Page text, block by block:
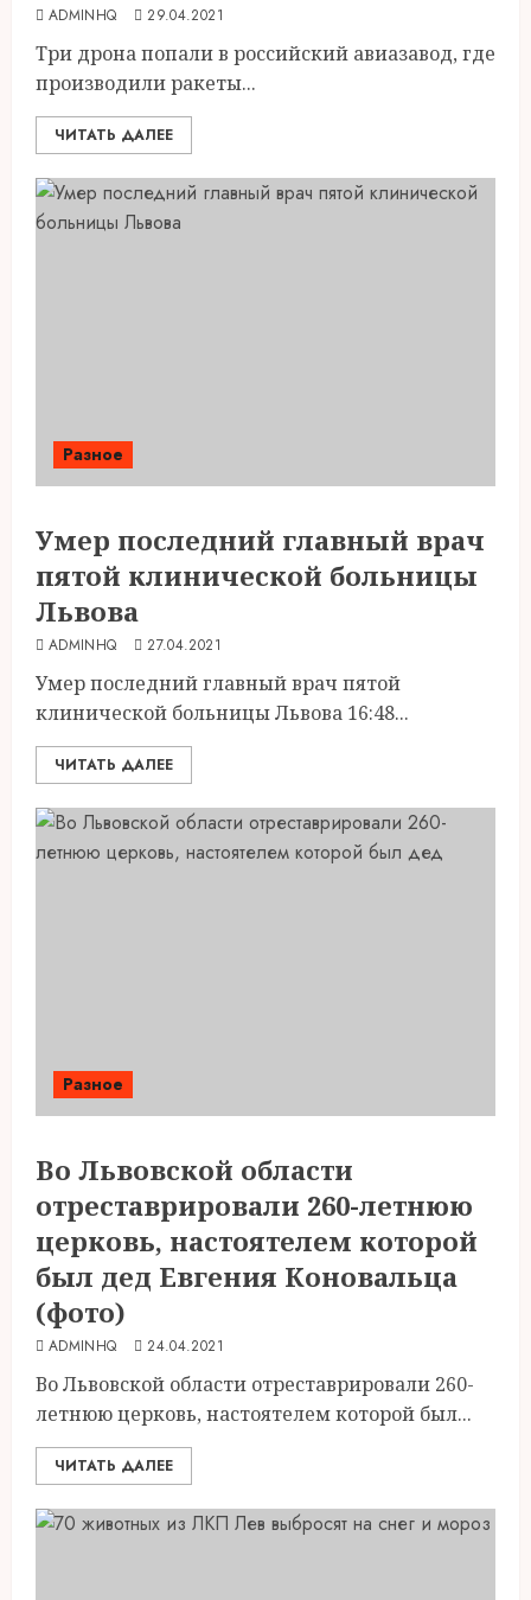
ADMINHQ 29.04.2021
Три дрона попали в российский авиазавод, где
производили ракеты...
ЧИТАТЬ ДАЛЕЕ
Разное
Умер последний главный врач
пятой клинической больницы
Львова
ADMINHQ 27.04.2021
Умер последний главный врач пятой
клинической больницы Львова 16:48...
ЧИТАТЬ ДАЛЕЕ
Разное
Во Львовской области
отреставрировали 260-летнюю
церковь, настоятелем которой
был дед Евгения Коновальца
(фото)
ADMINHQ 24.04.2021
Во Львовской области отреставрировали 260-
летнюю церковь, настоятелем которой был...
ЧИТАТЬ ДАЛЕЕ